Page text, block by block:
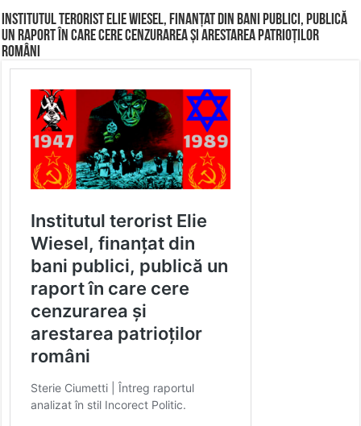
Institutul terorist Elie Wiesel, finanțat din bani publici, publică
un raport în care cere cenzurarea și arestarea patrioților
români